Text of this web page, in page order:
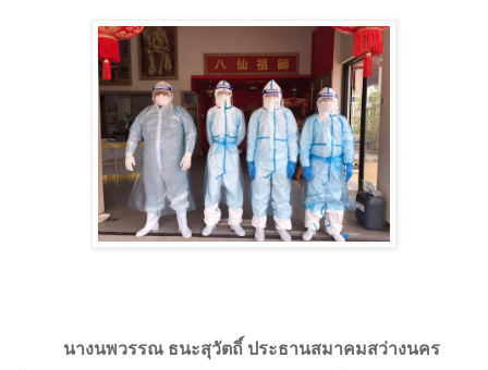
นางนพวรรณ ธนะสุวัตถิ์ ประธานสมาคมสว่างนคร